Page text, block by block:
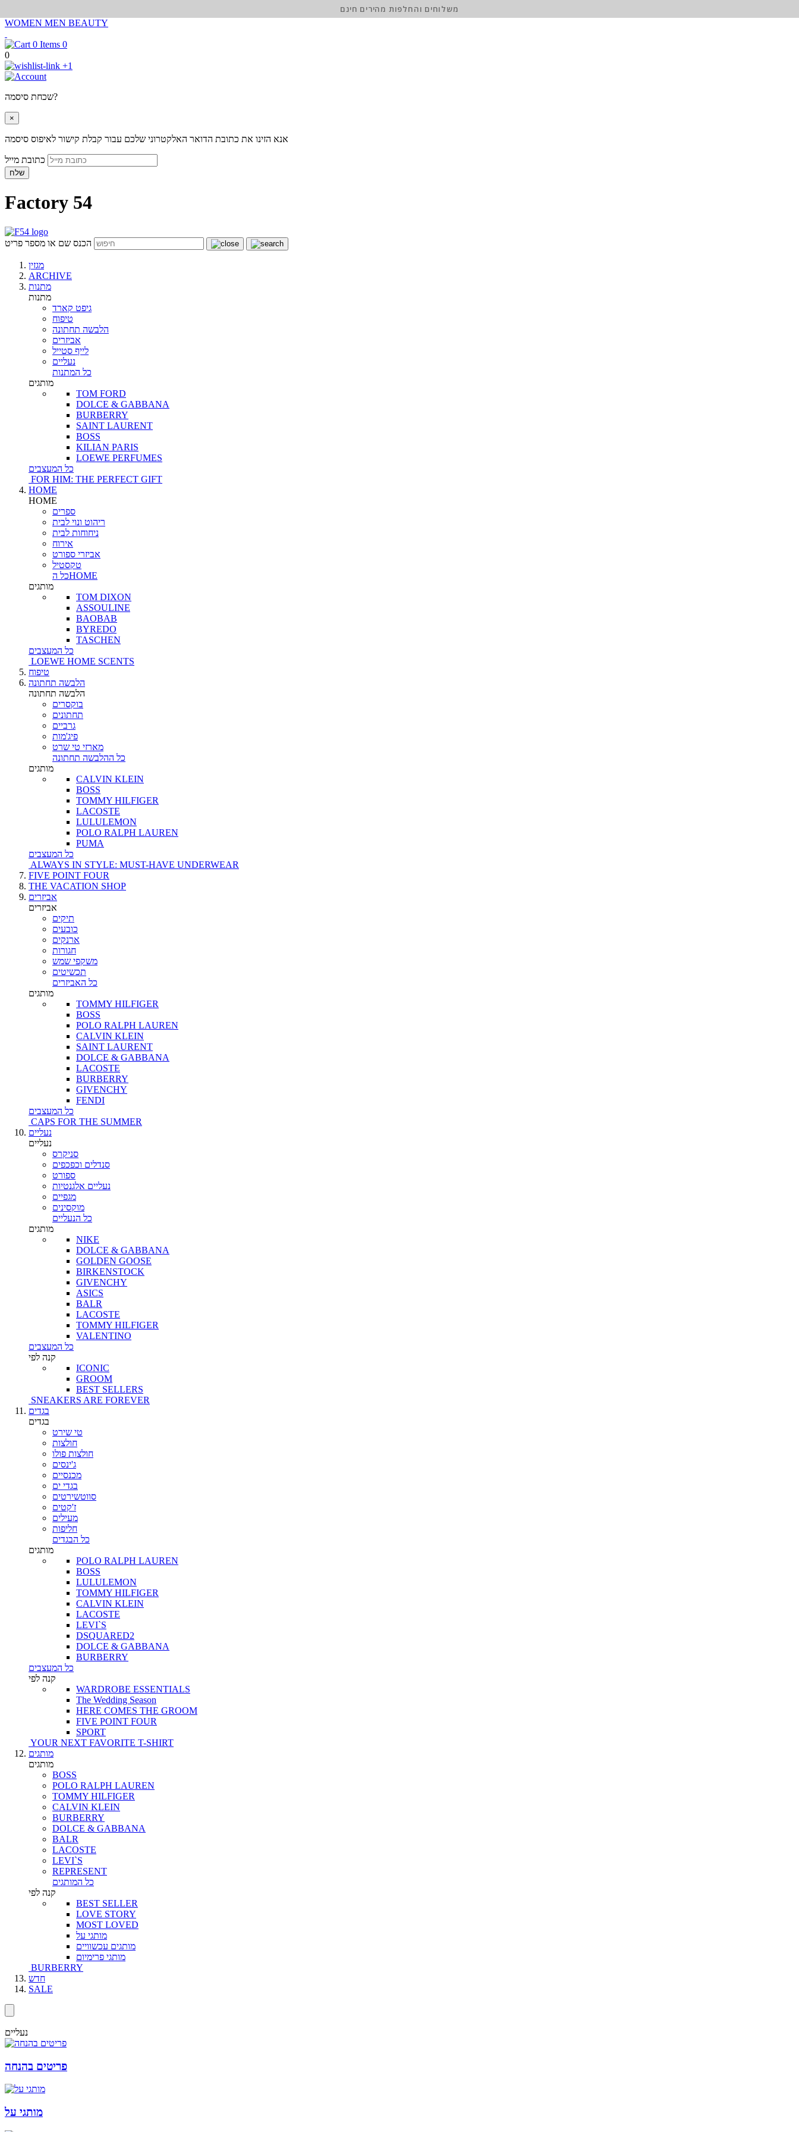
WOMEN MEN BEAUTY
0
0
+1
שכחת סיסמה?
×
אנא הזינו את כתובת הדואר האלקטרוני שלכם עבור קבלת קישור לאיפוס סיסמה
שלח
Factory 54
הכנס שם או מספר פריט
מגזין
ARCHIVE
מתנות
מתנות
גיפט קארד
טיפוח
הלבשה תחתונה
אביזרים
לייף סטייל
נעליים
כל המתנות
מותגים
TOM FORD
DOLCE & GABBANA
BURBERRY
SAINT LAURENT
BOSS
KILIAN PARIS
LOEWE PERFUMES
כל המעצבים
FOR HIM: THE PERFECT GIFT
HOME
HOME
ספרים
ריהוט ונוי לבית
ניחוחות לבית
אירוח
אביזרי ספורט
טקסטיל
כל הHOME
מותגים
TOM DIXON
ASSOULINE
BAOBAB
BYREDO
TASCHEN
כל המעצבים
LOEWE HOME SCENTS
טיפוח
הלבשה תחתונה
הלבשה תחתונה
בוקסרים
תחתונים
גרביים
פיג'מות
מארזי טי שרט
כל ההלבשה תחתונה
מותגים
CALVIN KLEIN
BOSS
TOMMY HILFIGER
LACOSTE
LULULEMON
POLO RALPH LAUREN
PUMA
כל המעצבים
ALWAYS IN STYLE: MUST-HAVE UNDERWEAR
FIVE POINT FOUR
THE VACATION SHOP
אביזרים
אביזרים
תיקים
כובעים
ארנקים
חגורות
משקפי שמש
תכשיטים
כל האביזרים
מותגים
TOMMY HILFIGER
BOSS
POLO RALPH LAUREN
CALVIN KLEIN
SAINT LAURENT
DOLCE & GABBANA
LACOSTE
BURBERRY
GIVENCHY
FENDI
כל המעצבים
CAPS FOR THE SUMMER
נעליים
נעליים
סניקרס
סנדלים וכפכפים
ספורט
נעליים אלגנטיות
מגפיים
מוקסינים
כל הנעליים
מותגים
NIKE
DOLCE & GABBANA
GOLDEN GOOSE
BIRKENSTOCK
GIVENCHY
ASICS
BALR
LACOSTE
TOMMY HILFIGER
VALENTINO
כל המעצבים
קנה לפי
ICONIC
GROOM
BEST SELLERS
SNEAKERS ARE FOREVER
בגדים
בגדים
טי שירט
חולצות
חולצות פולו
ג'ינסים
מכנסיים
בגדי ים
סווטשירטים
ז'קטים
מעילים
חליפות
כל הבגדים
מותגים
POLO RALPH LAUREN
BOSS
LULULEMON
TOMMY HILFIGER
CALVIN KLEIN
LACOSTE
LEVI`S
DSQUARED2
DOLCE & GABBANA
BURBERRY
כל המעצבים
קנה לפי
WARDROBE ESSENTIALS
The Wedding Season
HERE COMES THE GROOM
FIVE POINT FOUR
SPORT
YOUR NEXT FAVORITE T-SHIRT
מותגים
מותגים
BOSS
POLO RALPH LAUREN
TOMMY HILFIGER
CALVIN KLEIN
BURBERRY
DOLCE & GABBANA
BALR
LACOSTE
LEVI`S
REPRESENT
כל המותגים
קנה לפי
BEST SELLER
LOVE STORY
MOST LOVED
מותגי על
מותגים עכשוויים
מותגי פרימיום
BURBERRY
חדש
SALE
נעליים
פריטים בהנחה
מותגי על
משלוחים והחלפות מהירים חינם